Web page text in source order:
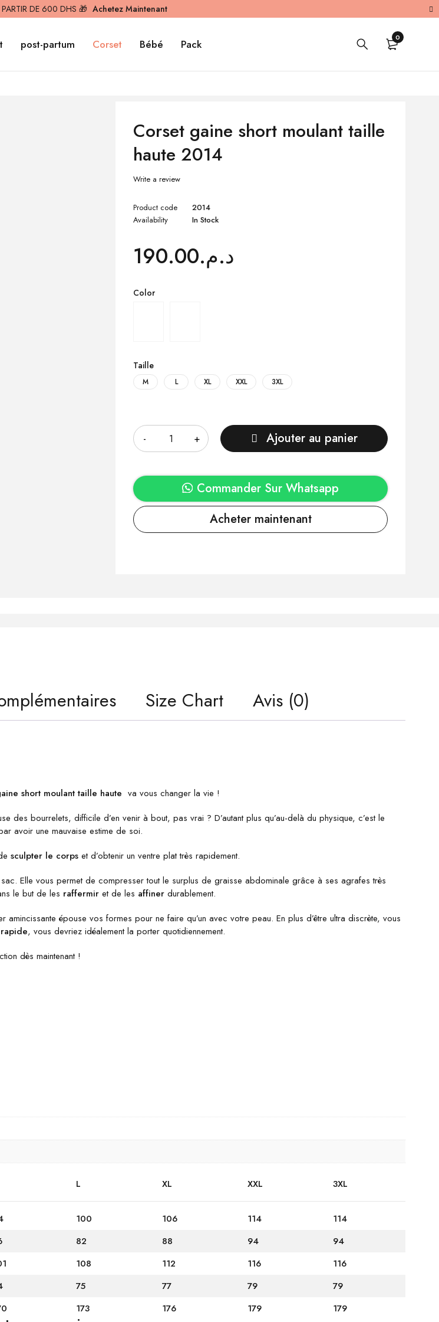
PARTIR DE 600 DHS 🎁 Achetez Maintenant
post-partum Corset Bébé Pack 0
Corset gaine short moulant taille
haute 2014
Write a review
Product code
2014
Availability
In Stock
د.م.190.00
Color
Taille
M L XL XXL 3XL
Ajouter au panier
Commander Sur Whatsapp
Acheter maintenant
Size Chart Avis (0)
short moulant taille haute va vous changer la vie !
des bourrelets, difficile d’en venir à bout, pas vrai ? D’autant plus qu’au-delà du physique, c’est le
avoir une mauvaise estime de soi.
sculpter le corps et d’obtenir un ventre plat très rapidement.
Elle vous permet de compresser tout le surplus de graisse abdominale grâce à ses agrafes très
le but de les raffermir et de les affiner durablement.
épouse vos formes pour ne faire qu’un avec votre peau. En plus d’être ultra discrète, vous
, vous devriez idéalement la porter quotidiennement.
dès maintenant !
L XL XXL 3XL
100 106 114
114
82 88 94
94
108 112 116
116
75 77 79
79
173 176 179 179